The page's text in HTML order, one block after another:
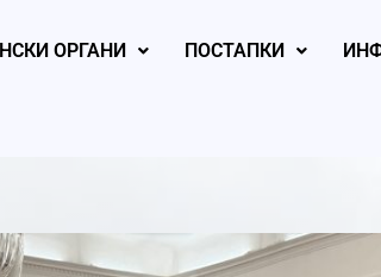
ОРГАНИ ПОСТАПКИ